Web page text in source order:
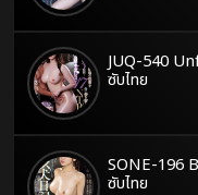
JUQ-540
ซับไทย
SONE-196
ซับไทย